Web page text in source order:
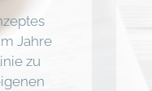
Jahre
zu